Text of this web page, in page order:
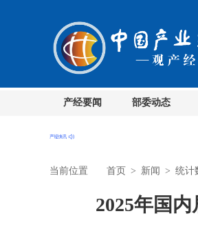
产经要闻 部委动态
当前位置 首页 > 新闻 > 统计
2025年国